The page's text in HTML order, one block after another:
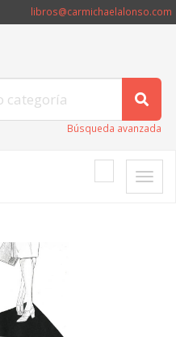
libros@carmichaelalonso.com
Búsqueda avanzada
Toggle